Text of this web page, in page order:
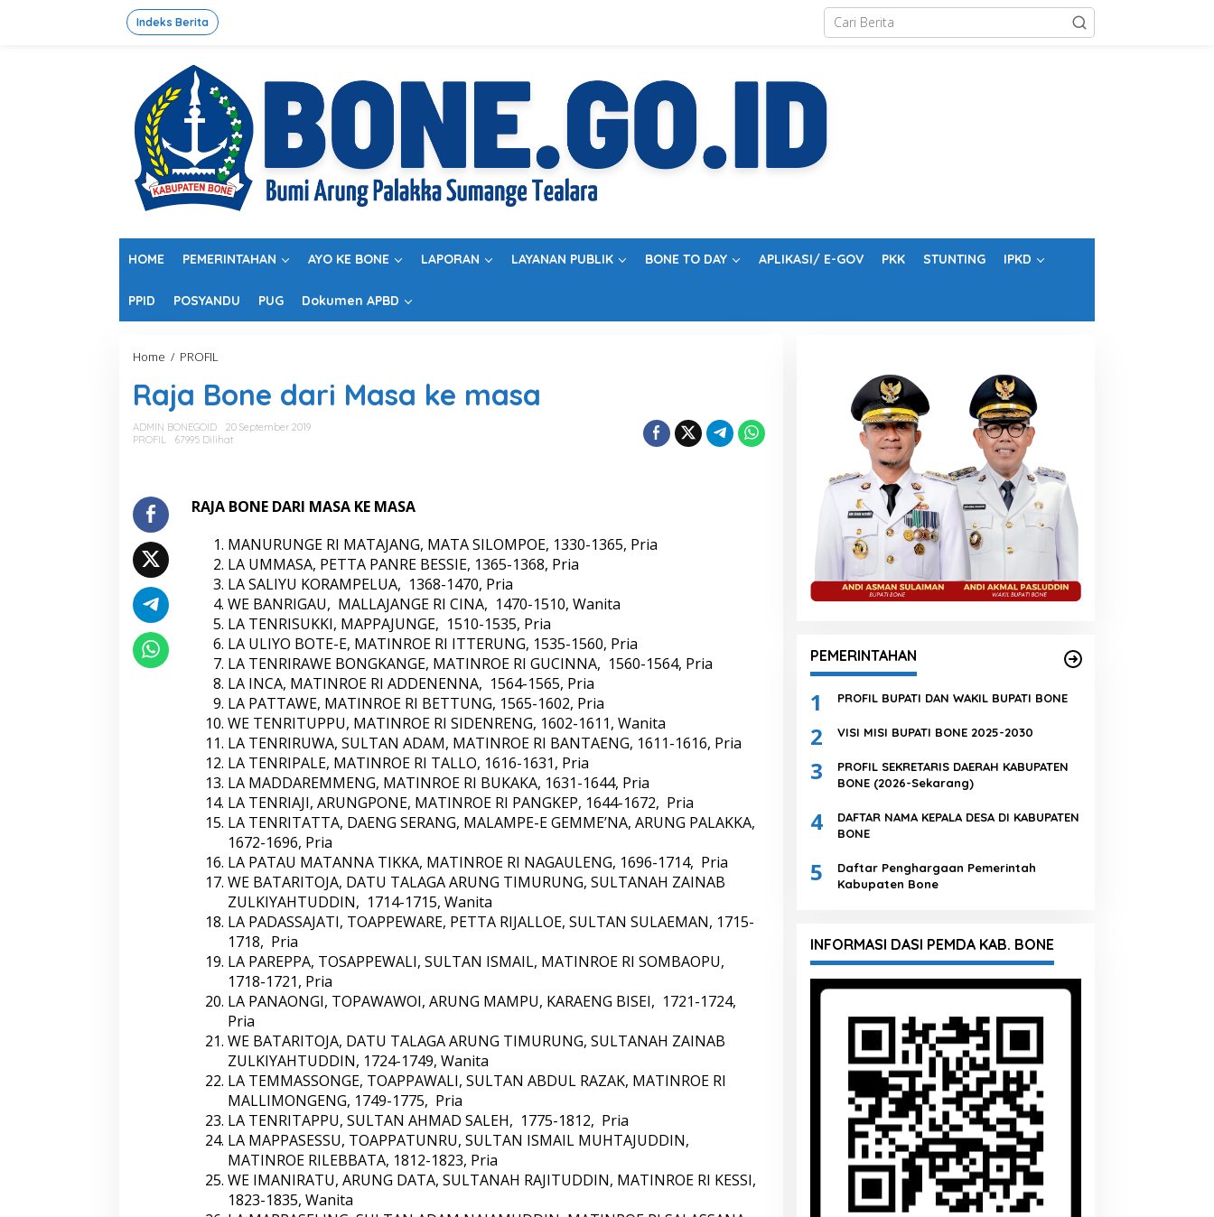
Indeks Berita
HOME PEMERINTAHAN AYO KE BONE LAPORAN LAYANAN PUBLIK BONE TO DAY APLIKASI/ E-GOV PKK STUNTING IPKD
PPID POSYANDU PUG Dokumen APBD
Home / PROFIL
j
a
o
a
M
a
s
a
k
e
m
a
s
a
Raja Bone dari Masa ke masa
ADMIN BONEGOID
20 September 2019
PROFIL
67995 Dilihat
RAJA BONE DARI MASA KE MASA
MANURUNGE RI MATAJANG, MATA SILOMPOE, 1330-1365, Pria
LA UMMASA, PETTA PANRE BESSIE, 1365-1368, Pria
LA SALIYU KORAMPELUA, 1368-1470, Pria
WE BANRIGAU, MALLAJANGE RI CINA, 1470-1510, Wanita
LA TENRISUKKI, MAPPAJUNGE, 1510-1535, Pria
LA ULIYO BOTE-E, MATINROE RI ITTERUNG, 1535-1560, Pria
LA TENRIRAWE BONGKANGE, MATINROE RI GUCINNA, 1560-1564, Pria
LA INCA, MATINROE RI ADDENENNA, 1564-1565, Pria
LA PATTAWE, MATINROE RI BETTUNG, 1565-1602, Pria
WE TENRITUPPU, MATINROE RI SIDENRENG, 1602-1611, Wanita
LA TENRIRUWA, SULTAN ADAM, MATINROE RI BANTAENG, 1611-1616, Pria
LA TENRIPALE, MATINROE RI TALLO, 1616-1631, Pria
LA MADDAREMMENG, MATINROE RI BUKAKA, 1631-1644, Pria
LA TENRIAJI, ARUNGPONE, MATINROE RI PANGKEP, 1644-1672, Pria
LA TENRITATTA, DAENG SERANG, MALAMPE-E GEMME’NA, ARUNG PALAKKA,
1672-1696, Pria
LA PATAU MATANNA TIKKA, MATINROE RI NAGAULENG, 1696-1714, Pria
WE BATARITOJA, DATU TALAGA ARUNG TIMURUNG, SULTANAH ZAINAB
ZULKIYAHTUDDIN, 1714-1715, Wanita
LA PADASSAJATI, TOAPPEWARE, PETTA RIJALLOE, SULTAN SULAEMAN, 1715-
1718, Pria
LA PAREPPA, TOSAPPEWALI, SULTAN ISMAIL, MATINROE RI SOMBAOPU,
1718-1721, Pria
LA PANAONGI, TOPAWAWOI, ARUNG MAMPU, KARAENG BISEI, 1721-1724,
Pria
WE BATARITOJA, DATU TALAGA ARUNG TIMURUNG, SULTANAH ZAINAB
ZULKIYAHTUDDIN, 1724-1749, Wanita
LA TEMMASSONGE, TOAPPAWALI, SULTAN ABDUL RAZAK, MATINROE RI
MALLIMONGENG, 1749-1775, Pria
LA TENRITAPPU, SULTAN AHMAD SALEH, 1775-1812, Pria
LA MAPPASESSU, TOAPPATUNRU, SULTAN ISMAIL MUHTAJUDDIN,
MATINROE RILEBBATA, 1812-1823, Pria
WE IMANIRATU, ARUNG DATA, SULTANAH RAJITUDDIN, MATINROE RI KESSI,
1823-1835, Wanita
PEMERINTAHAN
1 PROFIL BUPATI DAN WAKIL BUPATI BONE
2 VISI MISI BUPATI BONE 2025-2030
3
PROFIL SEKRETARIS DAERAH KABUPATEN
BONE (2026-Sekarang)
4
DAFTAR NAMA KEPALA DESA DI KABUPATEN
BONE
5
Daftar Penghargaan Pemerintah
Kabupaten Bone
INFORMASI DASI PEMDA KAB. BONE